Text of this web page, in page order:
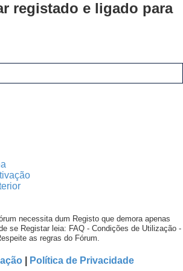
registado e ligado para
necessita dum Registo que demora apenas
se Registar leia: FAQ - Condições de Utilização -
as regras do Fórum.
Política de Privacidade